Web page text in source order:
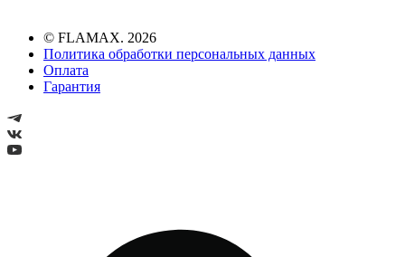
© FLAMAX. 2026
Политика обработки персональных данных
Оплата
Гарантия